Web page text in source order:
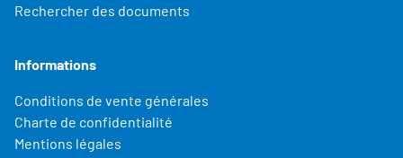
Rechercher des documents
Informations
Conditions de vente générales
Charte de confidentialité
Mentions légales